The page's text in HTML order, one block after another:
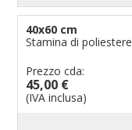
40x60 cm
Stamina di poliestere
Prezzo cda:
45,00 €
(IVA inclusa)